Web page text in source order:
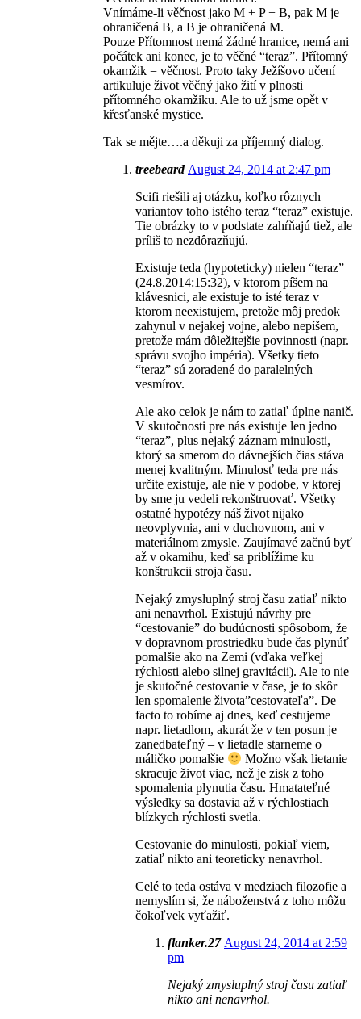
Vnímáme-li věčnost jako M + P + B, pak M je
ohraničená B, a B je ohraničená M.
Pouze Přítomnost nemá žádné hranice, nemá ani
počátek ani konec, je to věčné “teraz”. Přítomný
okamžik = věčnost. Proto taky Ježíšovo učení
artikuluje život věčný jako žití v plnosti
přítomného okamžiku. Ale to už jsme opět v
křesťanské mystice.
Tak se mějte….a děkuji za příjemný dialog.
treebeard August 24, 2014 at 2:47 pm
Scifi riešili aj otázku, koľko rôznych
variantov toho istého teraz “teraz” existuje.
Tie obrázky to v podstate zahŕňajú tiež, ale
príliš to nezdôrazňujú.
Existuje teda (hypoteticky) nielen “teraz”
(24.8.2014:15:32), v ktorom píšem na
klávesnici, ale existuje to isté teraz v
ktorom neexistujem, pretože môj predok
zahynul v nejakej vojne, alebo nepíšem,
pretože mám dôležitejšie povinnosti (napr.
správu svojho impéria). Všetky tieto
“teraz” sú zoradené do paralelných
vesmírov.
Ale ako celok je nám to zatiaľ úplne nanič.
V skutočnosti pre nás existuje len jedno
“teraz”, plus nejaký záznam minulosti,
ktorý sa smerom do dávnejších čias stáva
menej kvalitným. Minulosť teda pre nás
určite existuje, ale nie v podobe, v ktorej
by sme ju vedeli rekonštruovať. Všetky
ostatné hypotézy náš život nijako
neovplyvnia, ani v duchovnom, ani v
materiálnom zmysle. Zaujímavé začnú byť
až v okamihu, keď sa priblížime ku
konštrukcii stroja času.
Nejaký zmysluplný stroj času zatiaľ nikto
ani nenavrhol. Existujú návrhy pre
“cestovanie” do budúcnosti spôsobom, že
v dopravnom prostriedku bude čas plynúť
pomalšie ako na Zemi (vďaka veľkej
rýchlosti alebo silnej gravitácii). Ale to nie
je skutočné cestovanie v čase, je to skôr
len spomalenie života”cestovateľa”. De
facto to robíme aj dnes, keď cestujeme
napr. lietadlom, akurát že v ten posun je
zanedbateľný – v lietadle starneme o
máličko pomalšie
Možno však lietanie
skracuje život viac, než je zisk z toho
spomalenia plynutia času. Hmatateľné
výsledky sa dostavia až v rýchlostiach
blízkych rýchlosti svetla.
Cestovanie do minulosti, pokiaľ viem,
zatiaľ nikto ani teoreticky nenavrhol.
Celé to teda ostáva v medziach filozofie a
nemyslím si, že náboženstvá z toho môžu
čokoľvek vyťažiť.
flanker.27 August 24, 2014 at 2:59
pm
Nejaký zmysluplný stroj času zatiaľ
nikto ani nenavrhol.